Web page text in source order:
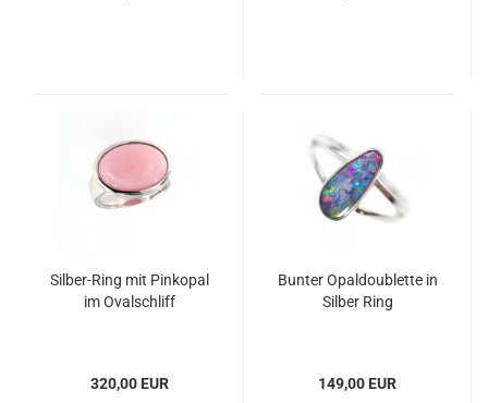
Silber-Ring mit Pinkopal
im Ovalschliff
320,00 EUR
Bunter Opaldoublette in
Silber Ring
149,00 EUR